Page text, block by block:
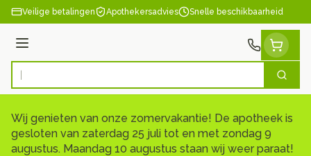
Ga naar de inhoud
Veilige betalingen Apothekersadvies Snelle beschikbaarheid
Menu
Product, merk, categorie... Zoek
Wij genieten van onze zomervakantie! De apotheek is
gesloten van zaterdag 25 juli tot en met zondag 9
augustus. Maandag 10 augustus staan wij weer paraat!